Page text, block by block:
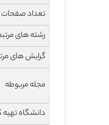
تعداد صفحات
رشته های
گرایش های
مجله مربوطه
دانشگاه تهیه